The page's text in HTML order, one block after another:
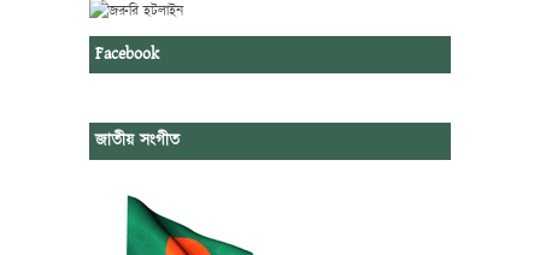
Facebook
জাতীয় সংগীত